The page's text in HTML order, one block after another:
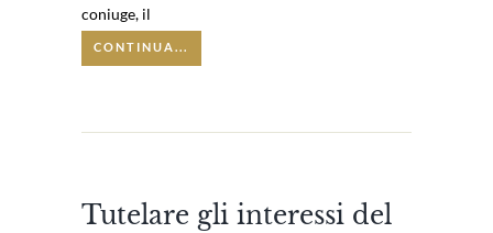
coniuge, il
CONTINUA...
Tutelare gli interessi del